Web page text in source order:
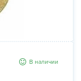
В наличии